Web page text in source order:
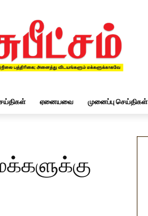
ஏனையவை முனைப்பு செய்திகள்